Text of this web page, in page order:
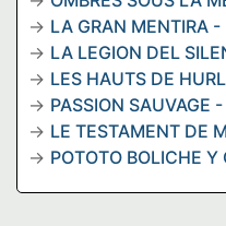
LA GRAN MENTIRA -
LA LEGION DEL
LES HAUTS DE
PASSION SAUVAGE -
LE TESTAMENT DE
POTOTO BOLICHE Y